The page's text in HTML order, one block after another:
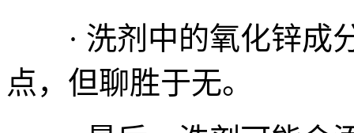
· 洗剂中的氧化锌成
点，但聊胜于无。